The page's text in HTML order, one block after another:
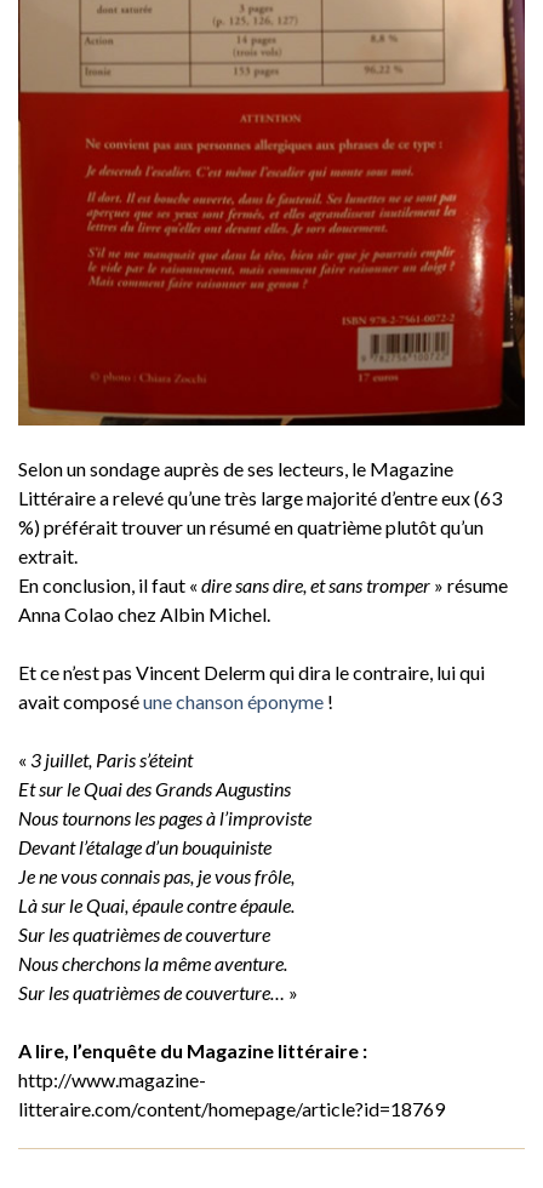
Selon un sondage auprès de ses lecteurs, le Magazine
Littéraire a relevé qu’une très large majorité d’entre eux (63
%) préférait trouver un résumé en quatrième plutôt qu’un
extrait.
En conclusion, il faut « dire sans dire, et sans tromper » résume
Anna Colao chez Albin Michel.
Et ce n’est pas Vincent Delerm qui dira le contraire, lui qui
avait composéune chanson éponyme !
« 3 juillet, Paris s’éteint
Et sur le Quai des Grands Augustins
Nous tournons les pages à l’improviste
Devant l’étalage d’un bouquiniste
Je ne vous connais pas, je vous frôle,
Là sur le Quai, épaule contre épaule.
Sur les quatrièmes de couverture
Nous cherchons la même aventure.
Sur les quatrièmes de couverture…
»
A lire, l’enquête du Magazine littéraire :
http://www.magazine-
litteraire.com/content/homepage/article?id=18769